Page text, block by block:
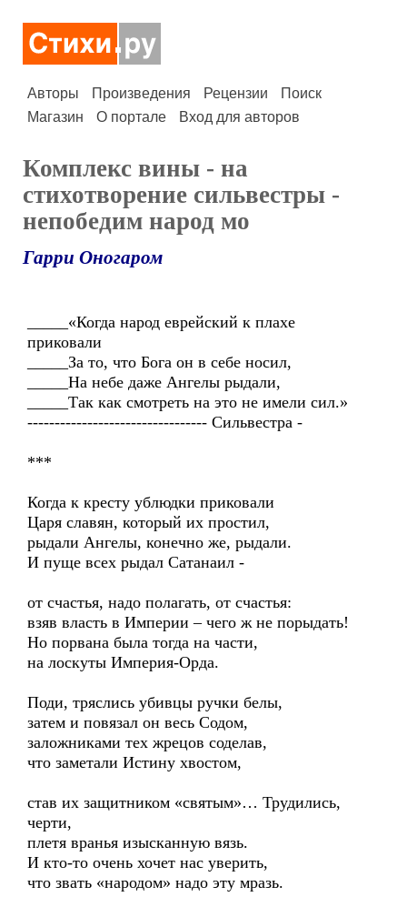
Авторы Произведения Рецензии
Поиск
Магазин
О портале Вход для авторов
Комплекс вины - на
стихотворение сильвестры -
непобедим народ мо
Гарри Оногаром
_____«Когда народ еврейский к плахе
приковали
_____За то, что Бога он в себе носил,
_____На небе даже Ангелы рыдали,
_____Так как смотреть на это не имели сил.»
--------------------------------- Сильвестра -
***
Когда к кресту ублюдки приковали
Царя славян, который их простил,
рыдали Ангелы, конечно же, рыдали.
И пуще всех рыдал Сатанаил -
от счастья, надо полагать, от счастья:
взяв власть в Империи – чего ж не порыдать!
Но порвана была тогда на части,
на лоскуты Империя-Орда.
Поди, тряслись убивцы ручки белы,
затем и повязал он весь Содом,
заложниками тех жрецов соделав,
что заметали Истину хвостом,
став их защитником «святым»… Трудились,
черти,
плетя вранья изысканную вязь.
И кто-то очень хочет нас уверить,
что звать «народом» надо эту мразь.